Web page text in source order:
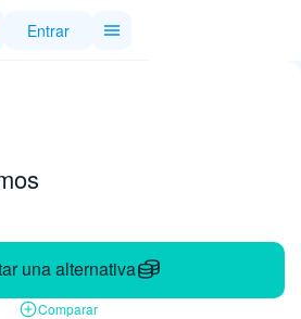
Entrar
una alternativa
Comparar